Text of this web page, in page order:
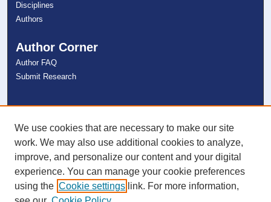
Disciplines
Authors
Author Corner
Author FAQ
Submit Research
Links
NSU Libraries
Contact Us
Connect with NSU
We use cookies that are necessary to make our site
work. We may also use additional cookies to analyze,
improve, and personalize our content and your digital
experience. You can manage your cookie preferences
using the Cookie settings link. For more information,